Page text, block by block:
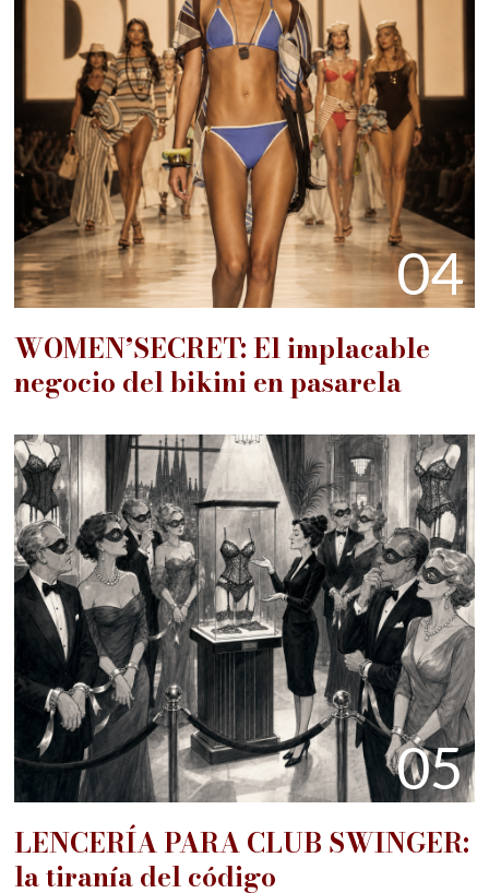
04
WOMEN’SECRET: El implacable
negocio del bikini en pasarela
05
LENCERÍA PARA CLUB SWINGER:
la tiranía del código